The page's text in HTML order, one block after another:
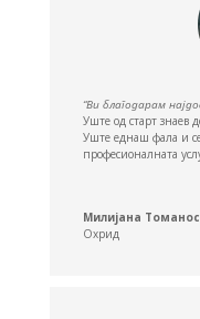
“Ви благодарам
Уште од старт знаев
Уште еднаш фала и
професионалната
Милијана
Охрид